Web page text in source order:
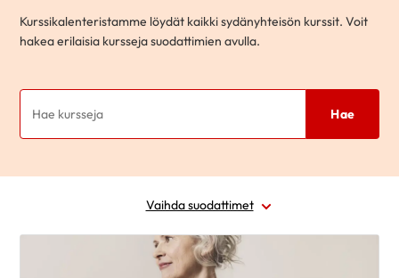
Kurssikalenteristamme löydät kaikki sydänyhteisön kurssit. Voit
hakea erilaisia kursseja suodattimien avulla.
Hae
Vaihda suodattimet